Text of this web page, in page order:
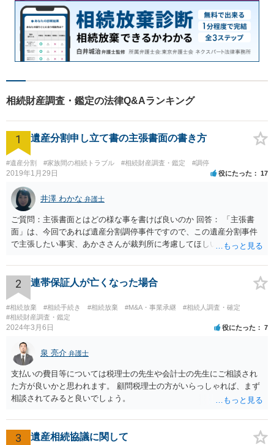
相続財産調査・鑑定の法律Q&Aランキング
1 遺産分割申し立て書の主張書面の書き方
#遺産分割 #家族間の相続トラブル #相続財産調査・鑑定 #調停
2019年1月29日 役にたった 17
井澤 わかな 弁護士
ご質問：主張書面とはどの様な事を書けば良いのか 回答： 「主張書
面」は、今回であれば遺産分割調停事件ですので、この遺産分割事件
で主張したい事実、あかささんが裁判所に考慮してほしいと思う、亡
ります。 もし、主張したい事実や考慮してほしい事情に関連して
資料を持っているようであれば、主張書面とは別で提出できます。も
し、お姉さんに見られたくないような資料がある場合、「非開示の希
望に関する申出書」と共に提出することも考えられます。 ご質問：書
いた方が良い事と書かない方が良い事 回答： お姉さんが申立書の「申
立ての趣旨」のところに書いている遺産の分け方に対して意見があれ
ば、まずそれを書くとよいです。 次に「申立ての理由」のところに、
なぜ調停を申し立てたのか(例えば、あかささんと話合いが出来ない／
決裂した、など)や亡くなった方・あかささん・お姉さん間の事情やい
きさつなどが書かれていると思うので、あかささんから見てそれは違
うと感じるところは、どのように違うのか、など書くとよいです。 そ
の他、お姉さんの申立書には書かれていないけど、どのように遺産を
った等)、それも書くとよいです。 書かない方が良いと思うことは、遺
2 連帯保証人が亡くなった場合
#相続放棄 #相続手続き #相続放棄 #M&A・事業承継
#相続人調査・確定
#相続財産調査・鑑定
2024年3月6日 役にたった 7
泉 亮介 弁護士
支払いの費目等については税理士の先生や会計士の先生にご相談され
た方が良いかと思われます。 顧問税理士の方がいらっしゃれば、まず
相談されてみると良いでしょう。
3 遺産相続協議に関して